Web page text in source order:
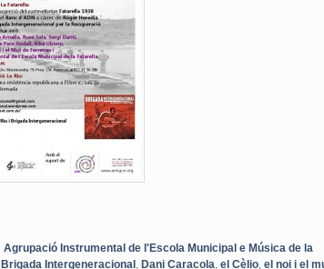
Agrupació Instrumental de l'Escola Municipal e Música de la
Brigada Intergeneracional , Dani Caracola, el Cèlio, el noi i el